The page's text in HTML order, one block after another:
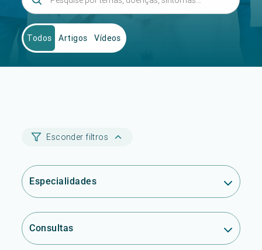
Todos Artigos Vídeos
Esconder filtros
Especialidades
Consultas